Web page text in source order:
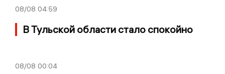
08/08 04:59
В Тульской области стало спокойно
08/08 00:04